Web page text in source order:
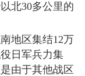
北30多公里的
地区集结12万
日军兵力集
由于其他战区